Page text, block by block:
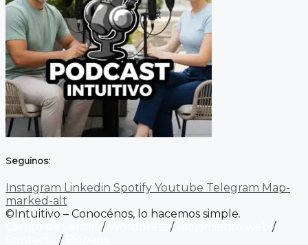
Seguinos:
Instagram Linkedin Spotify Youtube Telegram Map-
marked-alt
©Intuitivo – Conocénos, lo hacemos simple.
/ /
/
/